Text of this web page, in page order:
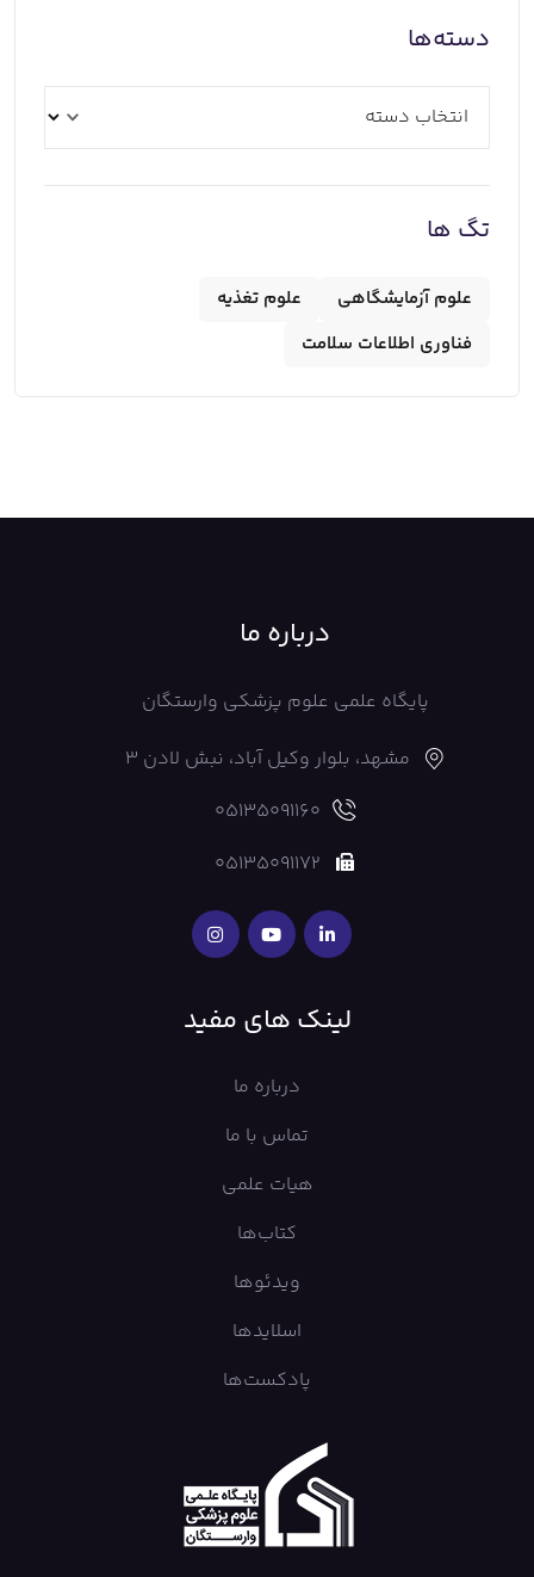
دسته‌ها
تگ ها
علوم آزمایشگاهی
علوم تغذیه
فناوری اطلاعات سلامت
درباره ما
پایگاه علمی علوم پزشکی وارستگان
مشهد، بلوار وکیل آباد، نبش لادن 3
05135091160
05135091172
لینک های مفید
درباره ما
تماس با ما
هیات علمی
کتاب‌ها
ویدئوها
اسلایدها
پادکست‌ها